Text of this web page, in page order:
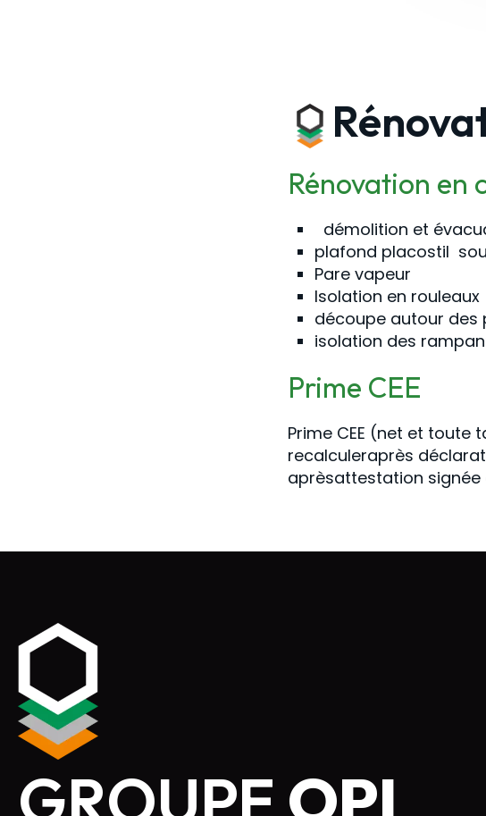
Rénovation en
démolition et
plafond placostil
Pare vapeur
Isolation en rouleaux
découpe autour des
isolation des
Prime CEE
Prime CEE (net et
recalculeraprès
aprèsattestation